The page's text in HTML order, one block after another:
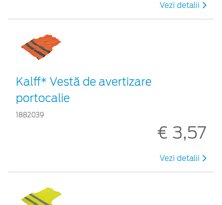
Vezi detalii
Kalff* Vestă de avertizare
portocalie
1882039
€ 3,57
Vezi detalii